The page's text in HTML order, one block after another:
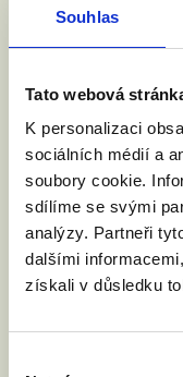
Souhlas
Tato webová
K personalizaci
sociálních médií a
soubory cookie.
sdílíme se svými
analýzy. Partneři
dalšími
získali v důsledku